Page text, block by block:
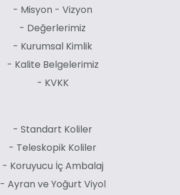
- Misyon - Vizyon
- Değerlerimiz
- Kurumsal Kimlik
- Kalite Belgelerimiz
- KVKK
- Standart Koliler
- Teleskopik Koliler
- Koruyucu İç Ambalaj
- Ayran ve Yoğurt Viyol